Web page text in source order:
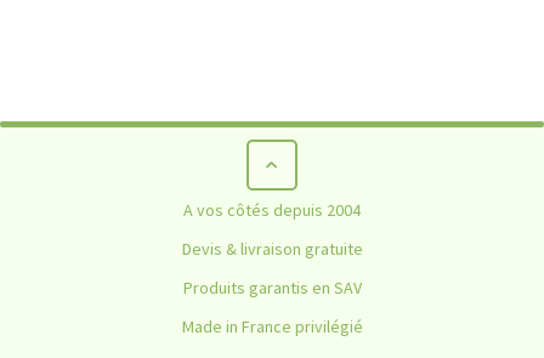
Set antidérapant Dycem rond
SET ANTIDÉRAPANT DYCEM ROND
A vos côtés depuis 2004
Devis & livraison gratuite
Produits garantis en SAV
Made in France privilégié